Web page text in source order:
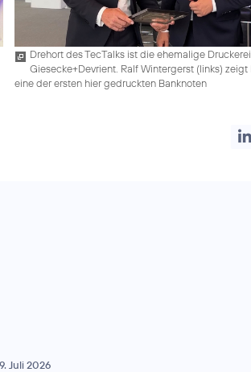
Drehort des TecTalks ist die ehemalige
Giesecke+Devrient. Ralf Wintergerst (links) zeigt
eine der ersten hier gedruckten Banknoten
Juli 2026